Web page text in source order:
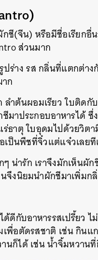
ชี(จีน) หรือมีชื่อเรียกอื่
ส่วนมาก
ร่างรสกลิ่นที่แตกต่าง
ก
ลำต้นผอมเรียว ใบติดกั
มาประกอบอาหารได้
ธาตุใบอุดมไปด้วยวิตา
เป็นพืชที่จิ๋วแต่แจ๋วเลยที
น่ารัก เราจึงมักเห็น
งนิยมนำผักชีมาเพิ่มก
ดีกับอาหารรสเปรี้ยว ไ
พื่อตัดรสชาติ เช่น กินแ
นก็ได้เช่นน้ำจิ้มหวาน